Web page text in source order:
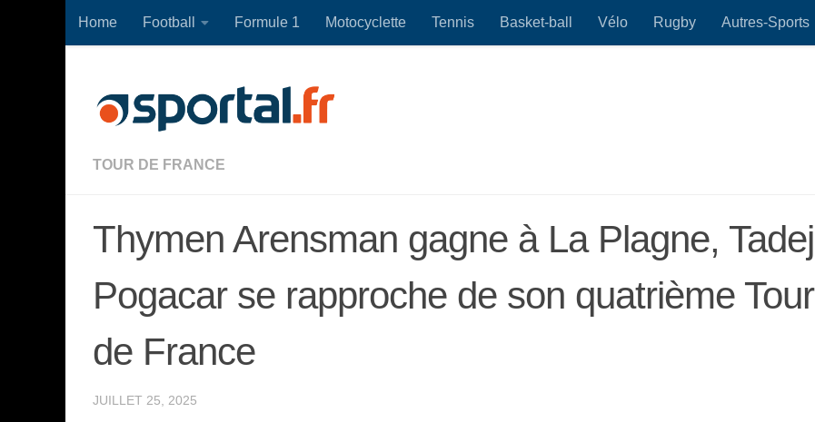
Skip to content
Home Football Formule 1 Motocyclette Tennis Basket-ball Vélo Rugby Autres-Sports
TOUR DE FRANCE
Thymen Arensman gagne à La Plagne, Tadej
Pogacar se rapproche de son quatrième Tour
de France
JUILLET 25, 2025